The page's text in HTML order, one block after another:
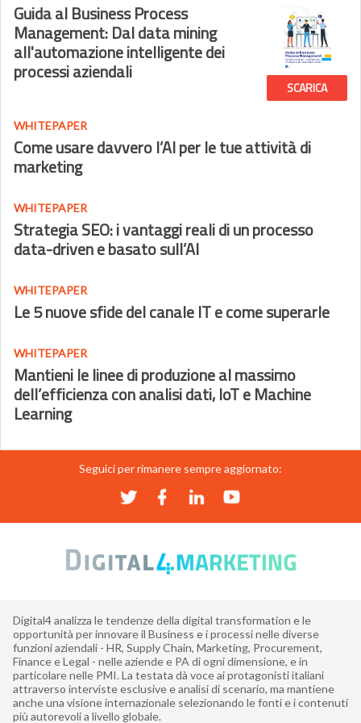
Guida al Business Process
Management: Dal data mining
all'automazione intelligente dei
processi aziendali
SCARICA
WHITEPAPER
Come usare davvero l’AI per le tue attività di
marketing
WHITEPAPER
Strategia SEO: i vantaggi reali di un processo
data-driven e basato sull’AI
WHITEPAPER
Le 5 nuove sfide del canale IT e come superarle
WHITEPAPER
Mantieni le linee di produzione al massimo
dell’efficienza con analisi dati, IoT e Machine
Learning
Seguici per rimanere sempre aggiornato:
Digital4 analizza le tendenze della digital transformation e le
opportunità per innovare il Business e i processi nelle diverse
funzioni aziendali - HR, Supply Chain, Marketing, Procurement,
Finance e Legal - nelle aziende e PA di ogni dimensione, e in
particolare nelle PMI. La testata dà voce ai protagonisti italiani
attraverso interviste esclusive e analisi di scenario, ma mantiene
anche una visione internazionale selezionando le fonti e i contenuti
più autorevoli a livello globale.